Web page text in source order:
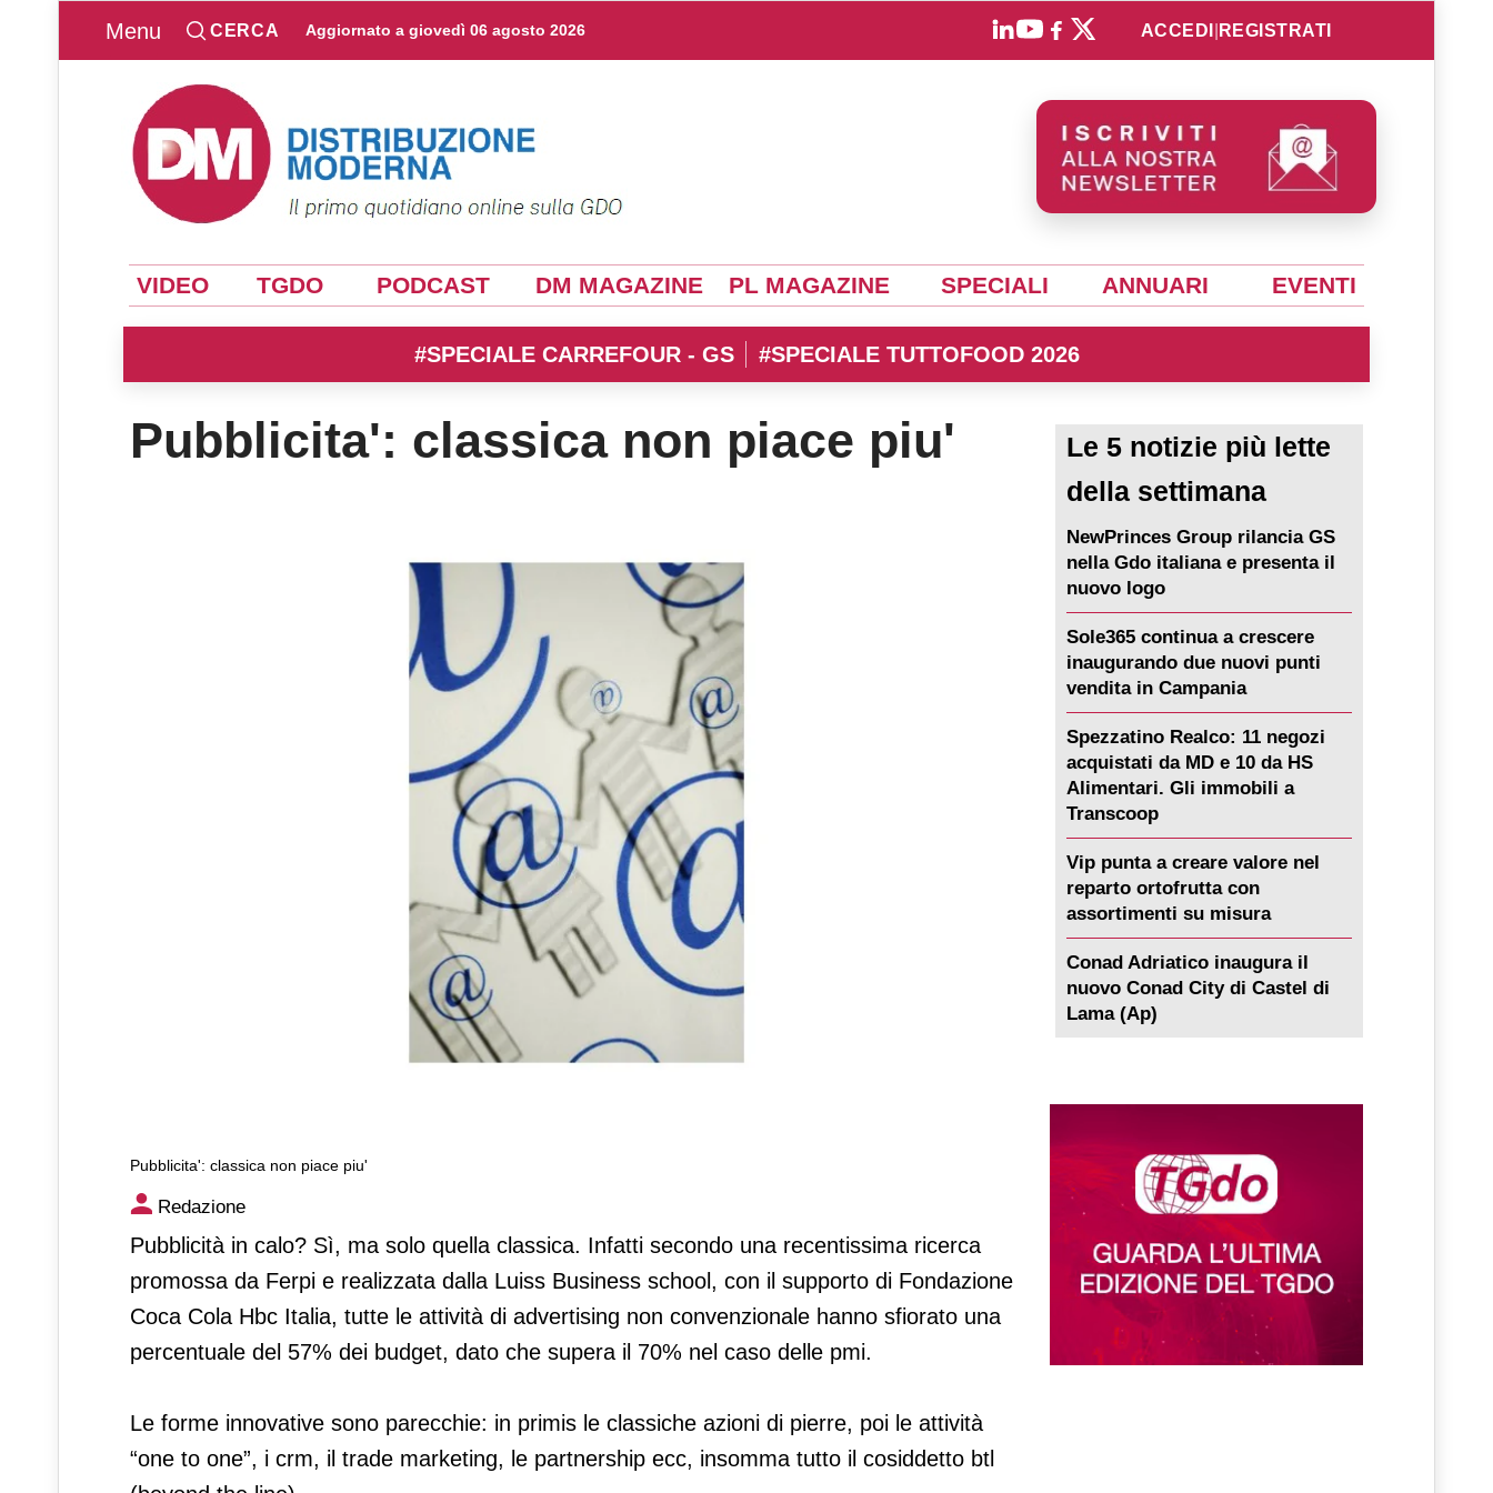
Menu CERCA Aggiornato a giovedì 06 agosto 2026 ACCEDI REGISTRATI
VIDEO TGDO PODCAST DM MAGAZINE PL MAGAZINE SPECIALI ANNUARI EVENTI
#SPECIALE CARREFOUR - GS #SPECIALE TUTTOFOOD 2026
Pubblicita': classica non piace piu'
Pubblicita': classica non piace piu'
Pubblicita': classica non piace piu'
Redazione
Pubblicità in calo? Sì, ma solo quella classica. Infatti secondo una recentissima ricerca
promossa da Ferpi e realizzata dalla Luiss Business school, con il supporto di Fondazione
Coca Cola Hbc Italia, tutte le attività di advertising non convenzionale hanno sfiorato una
percentuale del 57% dei budget, dato che supera il 70% nel caso delle pmi.
Le forme innovative sono parecchie: in primis le classiche azioni di pierre, poi le attività
“one to one”, i crm, il trade marketing, le partnership ecc, insomma tutto il cosiddetto btl
Le 5 notizie più lette
della settimana
NewPrinces Group rilancia GS
nella Gdo italiana e presenta il
nuovo logo
Sole365 continua a crescere
inaugurando due nuovi punti
vendita in Campania
Spezzatino Realco: 11 negozi
acquistati da MD e 10 da HS
Alimentari. Gli immobili a
Transcoop
Vip punta a creare valore nel
reparto ortofrutta con
assortimenti su misura
Conad Adriatico inaugura il
nuovo Conad City di Castel di
Lama (Ap)